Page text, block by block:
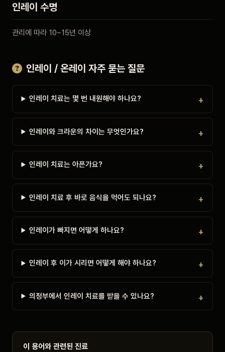
인레이 수명
관리에 따라 10~15년 이상
인레이 / 온레이 자주 묻는 질문
인레이 치료는 몇 번 내원해야 하나요?
인레이와 크라운의 차이는 무엇인가요?
인레이 치료는 아픈가요?
인레이 치료 후 바로 음식을 먹어도 되나요?
인레이가 빠지면 어떻게 하나요?
인레이 후 이가 시리면 어떻게 해야 하나요?
의정부에서 인레이 치료를 받을 수 있나요?
이 용어와 관련된 진료